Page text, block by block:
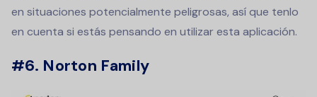
en situaciones potencialmente peligrosas, así que tenlo
en cuenta si estás pensando en utilizar esta aplicación.
#6. Norton Family